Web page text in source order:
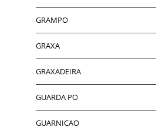
GRAMPO
GRAXA
GRAXADEIRA
GUARDA PO
GUARNICAO